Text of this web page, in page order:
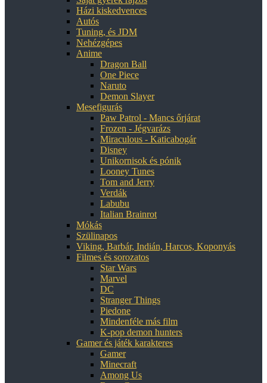
Házi kiskedvences
Autós
Tuning, és JDM
Nehézgépes
Anime
Dragon Ball
One Piece
Naruto
Demon Slayer
Mesefigurás
Paw Patrol - Mancs őrjárat
Frozen - Jégvarázs
Miraculous - Katicabogár
Disney
Unikornisok és pónik
Looney Tunes
Tom and Jerry
Verdák
Labubu
Italian Brainrot
Mókás
Szülinapos
Viking, Barbár, Indián, Harcos, Koponyás
Filmes és sorozatos
Star Wars
Marvel
DC
Stranger Things
Piedone
Mindenféle más film
K-pop demon hunters
Gamer és játék karakteres
Gamer
Minecraft
Among Us